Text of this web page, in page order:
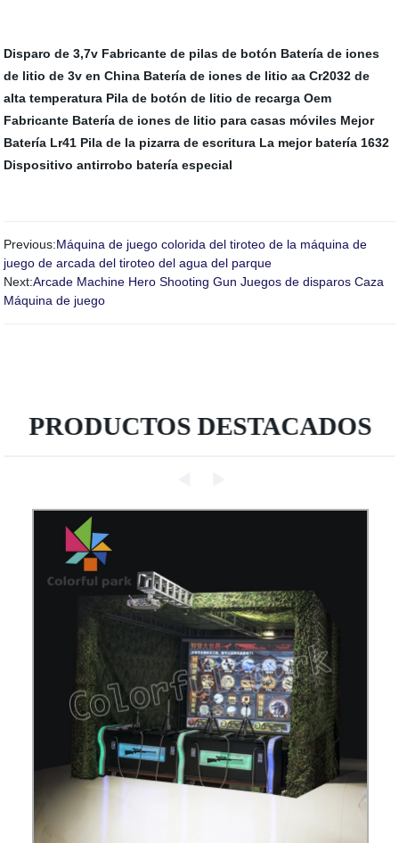
Disparo de 3,7v Fabricante de pilas de botón Batería de iones
de litio de 3v en China Batería de iones de litio aa Cr2032 de
alta temperatura Pila de botón de litio de recarga Oem
Fabricante Batería de iones de litio para casas móviles Mejor
Batería Lr41 Pila de la pizarra de escritura La mejor batería 1632
Dispositivo antirrobo batería especial
Previous:Máquina de juego colorida del tiroteo de la máquina de
juego de arcada del tiroteo del agua del parque
Next:Arcade Machine Hero Shooting Gun Juegos de disparos Caza
Máquina de juego
PRODUCTOS DESTACADOS